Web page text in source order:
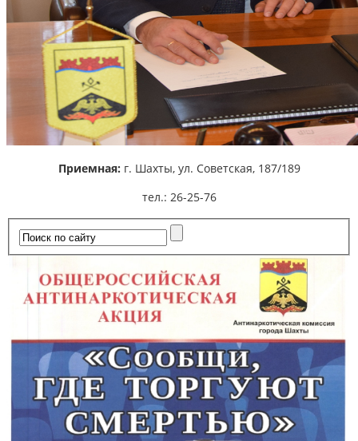
Приемная: г. Шахты, ул. Советская, 187/189
тел.: 26-25-76